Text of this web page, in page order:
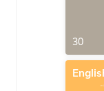
30